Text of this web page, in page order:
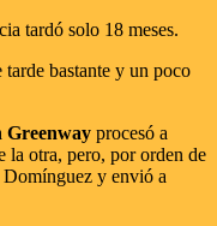
tardó solo 18 meses.
bastante y un poco
Greenway procesó a
la otra, pero, por orden de
y envió a